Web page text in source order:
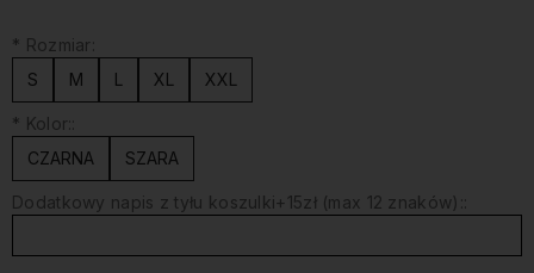
* Rozmiar:
S
M L XL XXL
* Kolor::
CZARNA
SZARA
Dodatkowy napis z tyłu koszulki+15zł (max 12 znaków)::